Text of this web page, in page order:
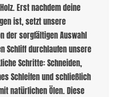
Erst nachdem deine
ist, setzt unsere
der sorgfältigen Auswahl
Schliff durchlaufen unsere
Schritte: Schneiden,
Schleifen und schließlich
natürlichen Ölen. Diese